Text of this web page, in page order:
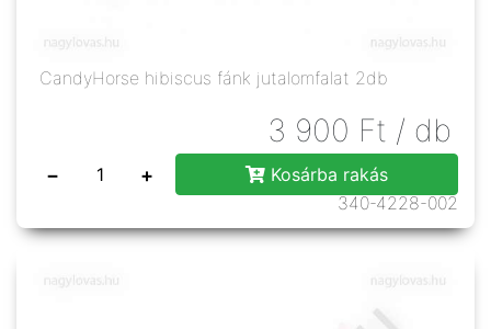
CandyHorse hibiscus fánk jutalomfalat 2db
3 900 Ft / db
− +
Kosárba rakás
340-4228-002